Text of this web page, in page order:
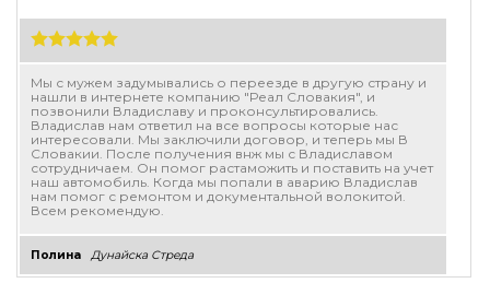
Мы с мужем задумывались о переезде в другую страну и
нашли в интернете компанию "Реал Словакия", и
позвонили Владиславу и проконсультировались.
Владислав нам ответил на все вопросы которые нас
интересовали. Мы заключили договор, и теперь мы В
Словакии. После получения внж мы с Владиславом
сотрудничаем. Он помог растаможить и поставить на учет
наш автомобиль. Когда мы попали в аварию Владислав
нам помог с ремонтом и документальной волокитой.
Всем рекомендую.
Полина Дунайска Стреда